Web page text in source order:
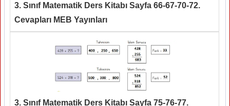
3. Sınıf Matematik Ders Kitabı Sayfa 66-67-70-72.
Cevapları MEB Yayınları
3. Sınıf Matematik Ders Kitabı Sayfa 75-76-77.